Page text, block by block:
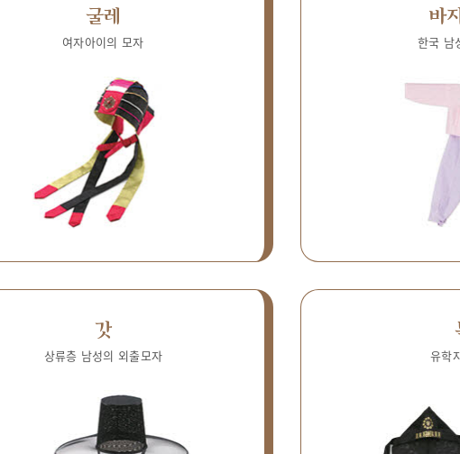
굴레
여자아이의 모자
바
한국 남
갓
상류층 남성의 외출모자 유학